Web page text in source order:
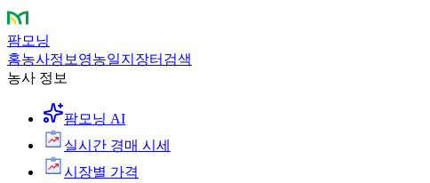
팜모닝
홈농사정보 영농일지 장터 검색
농사 정보
팜모닝 AI
실시간 경매 시세
시장별 가격